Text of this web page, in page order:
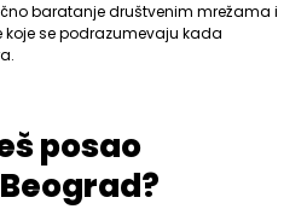
baratanje društvenim mrežama i
se podrazumevaju kada
posao